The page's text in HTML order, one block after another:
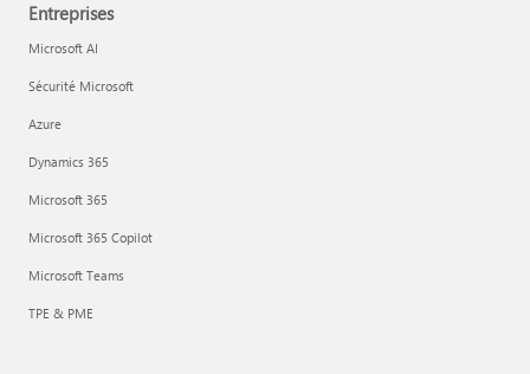
Entreprises
Microsoft AI
Sécurité Microsoft
Azure
Dynamics 365
Microsoft 365
Microsoft 365 Copilot
Microsoft Teams
TPE & PME